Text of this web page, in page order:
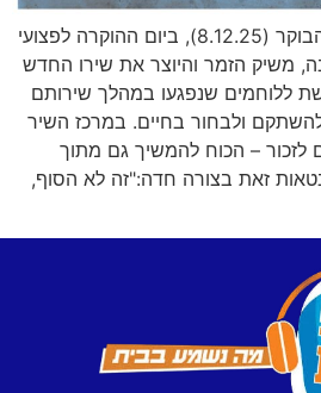
עידן עמדי ממשיך לרגש: הבוקר (8.12.25), ביום ההוקרה לפצועי
משיק הזמר והיוצר את שירו החדש
ללוחמים שנפגעו במהלך שירותם
ולבחור בחיים. במרכז השיר
לזכור – הכוח להמשיך גם מתוך
זאת בצורה חדה:"זה לא הסוף,